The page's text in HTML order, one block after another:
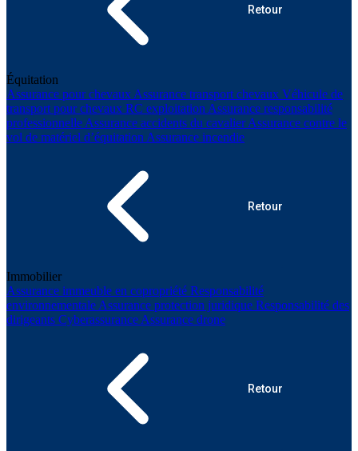
Retour
Équitation
Assurance pour chevaux Assurance transport chevaux Véhicule de
transport pour chevaux RC exploitation Assurance responsabilité
professionnelle Assurance accidents du cavalierAssurance contre le
vol de matériel d’équitation Assurance incendie
Retour
Immobilier
Assurance immeuble en copropriété Responsabilité
environnementale Assurance protection juridique Responsabilité des
dirigeants Cyberassurance Assurance drone
Retour